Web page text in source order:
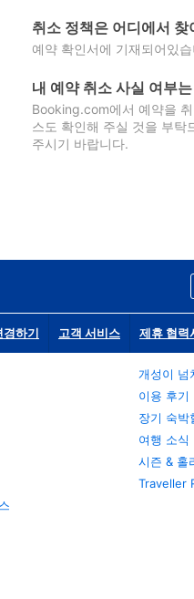
취소 정책은 어디에서
예약 확인서에 기재되어있
내 예약 취소 사실 여부
Booking.com에서 예약을
스도 확인해 주실 것을 부탁
주시기 바랍니다.
경하기 고객 서비스 제휴 협력
개성이 넘
이용 후기
장기 숙박
여행 소식
시즌 & 홀
Traveller